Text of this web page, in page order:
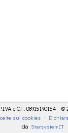
e C.F. 08915190154 - ©
sui cookies -
da
StarsystemIT